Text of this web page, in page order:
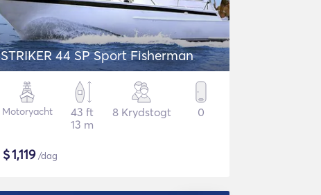
STRIKER 44 SP Sport Fisherman
Motoryacht
43 ft
13 m
8 Krydstogt 0
$1,119/dag